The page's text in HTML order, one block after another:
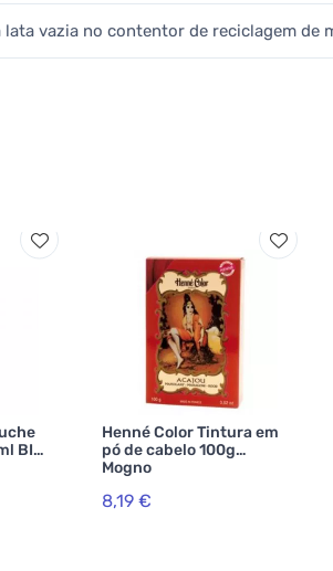
lata vazia no contentor de reciclagem de
BIO,
Henné Color Tintura em
pó de cabelo 100g
Mogno
8,19 €